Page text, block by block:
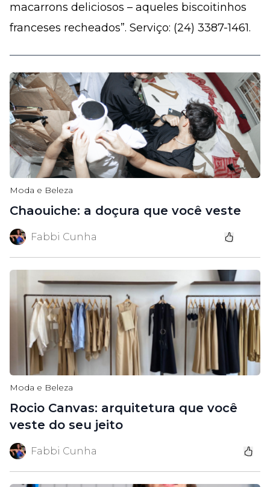
macarrons deliciosos – aqueles biscoitinhos
franceses recheados”. Serviço: (24) 3387-1461.
Moda e Beleza
Chaouiche: a doçura que você veste
Fabbi Cunha
Moda e Beleza
Rocio Canvas: arquitetura que você
veste do seu jeito
Fabbi Cunha